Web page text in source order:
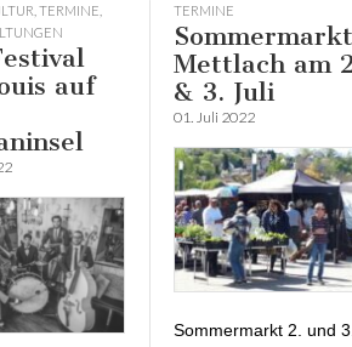
TERMINE
auf
TERMINE
Sommermarkt
Mettlach am
& 3. Juli
01. Juli 2022
Sommermarkt 2. und